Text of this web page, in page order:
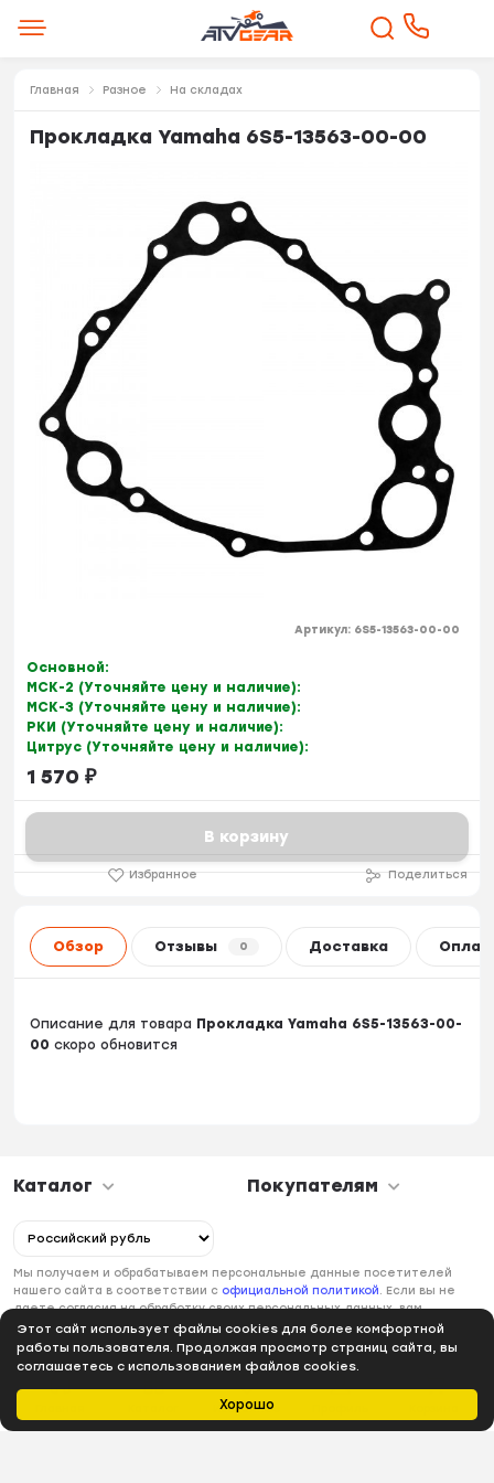
Хорошо
Этот сайт использует файлы cookies для более комфортной
работы пользователя. Продолжая просмотр страниц сайта, вы
соглашаетесь с использованием файлов cookies.
Избранное
Главная Разное На складах
Прокладка Yamaha 6S5-13563-00-00
Артикул: 6S5-13563-00-00
Основной:
МСК-2 (Уточняйте цену и наличие):
МСК-3 (Уточняйте цену и наличие):
РКИ (Уточняйте цену и наличие):
Цитрус (Уточняйте цену и наличие):
1 570 ₽
В корзину
Избранное Поделиться
Обзор Отзывы 0 Доставка
Описание для товара Прокладка Yamaha 6S5-13563-00-
00 скоро обновится
Каталог Покупателям
Мы получаем и обрабатываем персональные данные посетителей
нашего сайта в соответствии с официальной политикой
. Если вы не
даете согласия на обработку своих персональных данных, вам
необходимо покинуть наш сайт.